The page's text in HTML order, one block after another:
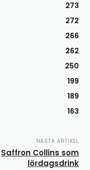
273
272
266
262
250
199
189
163
NÄSTA ARTIKEL
Saffron Collins som
lördagsdrink